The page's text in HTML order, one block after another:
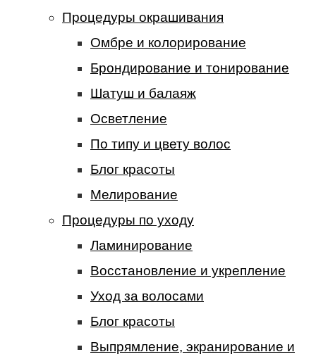
Процедуры окрашивания
Омбре и колорирование
Брондирование и тонирование
Шатуш и балаяж
Осветление
По типу и цвету волос
Блог красоты
Мелирование
Процедуры по уходу
Ламинирование
Восстановление и укрепление
Уход за волосами
Блог красоты
Выпрямление, экранирование и